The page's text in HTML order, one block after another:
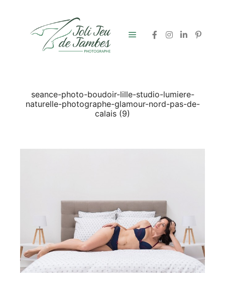
seance-photo-boudoir-lille-studio-lumiere-
naturelle-photographe-glamour-nord-pas-de-
calais (9)